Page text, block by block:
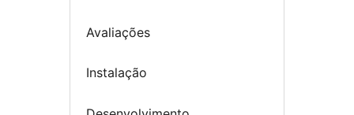
Avaliações
Instalação